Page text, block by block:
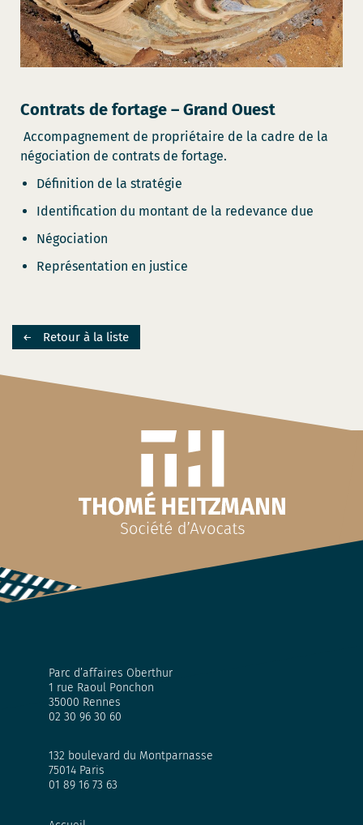
Contrats de fortage – Grand Ouest
Accompagnement de propriétaire de la cadre de la
négociation de contrats de fortage.
Définition de la stratégie
Identification du montant de la redevance due
Négociation
Représentation en justice
Retour à la liste
Parc d’affaires Oberthur
1 rue Raoul Ponchon
35000 Rennes
02 30 96 30 60
132 boulevard du Montparnasse
75014 Paris
01 89 16 73 63